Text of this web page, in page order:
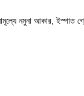
নমুনা আকার, ইস্পাত